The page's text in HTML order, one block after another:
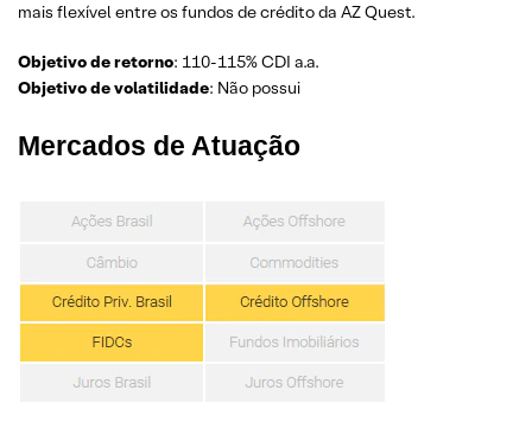
mais flexível entre os fundos de crédito da AZ Quest.
Objetivo de retorno: 110-115% CDI a.a.
Objetivo de volatilidade: Não possui
Mercados de Atuação